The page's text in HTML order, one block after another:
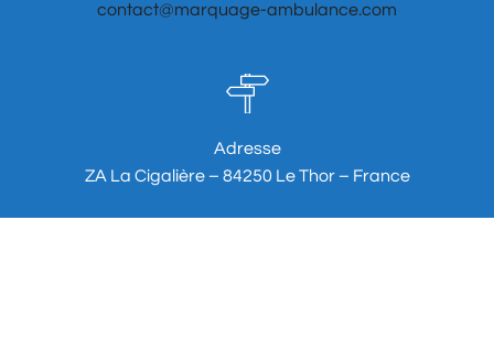
contact@marquage-ambulance.com
Adresse
ZA La Cigalière – 84250 Le Thor – France